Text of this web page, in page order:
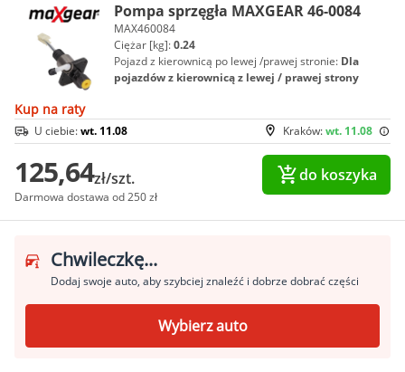
Pompa sprzęgła MAXGEAR 46-0084
MAX460084
Ciężar [kg]:0.24
Pojazd z kierownicą po lewej /prawej stronie: Dla
pojazdów z kierownicą z lewej / prawej strony
Kup na raty
Kraków:wt. 11.08
U ciebie:wt. 11.08
125,64zł/szt.
Darmowa dostawa od 250 zł
do koszyka
Chwileczkę...
Dodaj swoje auto, aby szybciej znaleźć i dobrze dobrać części
Wybierz auto